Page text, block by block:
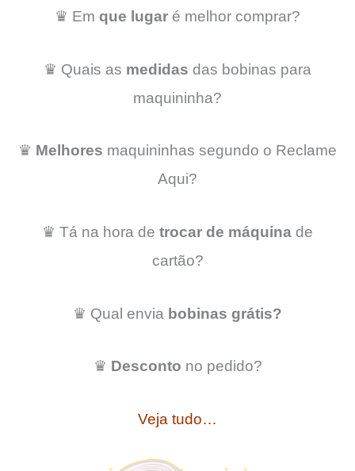
♛ Em que lugar é melhor comprar?
♛ Quais as medidas das bobinas para
maquininha?
♛ Melhores maquininhas segundo o Reclame
Aqui?
♛ Tá na hora de trocar de máquina de
cartão?
♛ Qual envia bobinas grátis?
♛ Desconto no pedido?
Veja tudo…